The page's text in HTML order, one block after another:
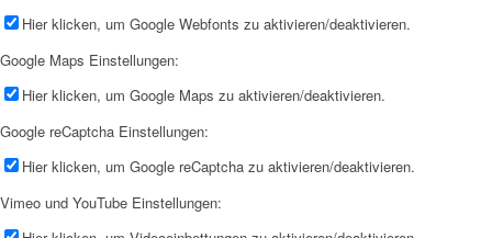
Hier klicken, um Google Webfonts zu aktivieren/deaktivieren.
Google Maps Einstellungen:
Hier klicken, um Google Maps zu aktivieren/deaktivieren.
Google reCaptcha Einstellungen:
Hier klicken, um Google reCaptcha zu aktivieren/deaktivieren.
Vimeo und YouTube Einstellungen: